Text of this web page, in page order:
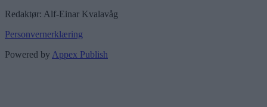
Redaktør: Alf-Einar Kvalavåg
Personvernerklæring
Powered byAppex Publish